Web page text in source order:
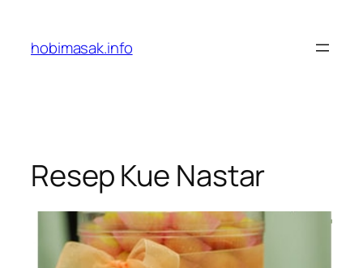
content
hobimasak.info
Resep Kue Nastar